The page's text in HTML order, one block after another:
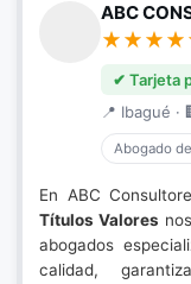
ABC
✔ Tarjeta
📍 Ibagué ·
Abogado
En ABC
Títulos Valores
abogados
calidad,